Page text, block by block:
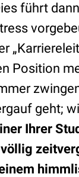
führt
Position
geht;
Ihrer